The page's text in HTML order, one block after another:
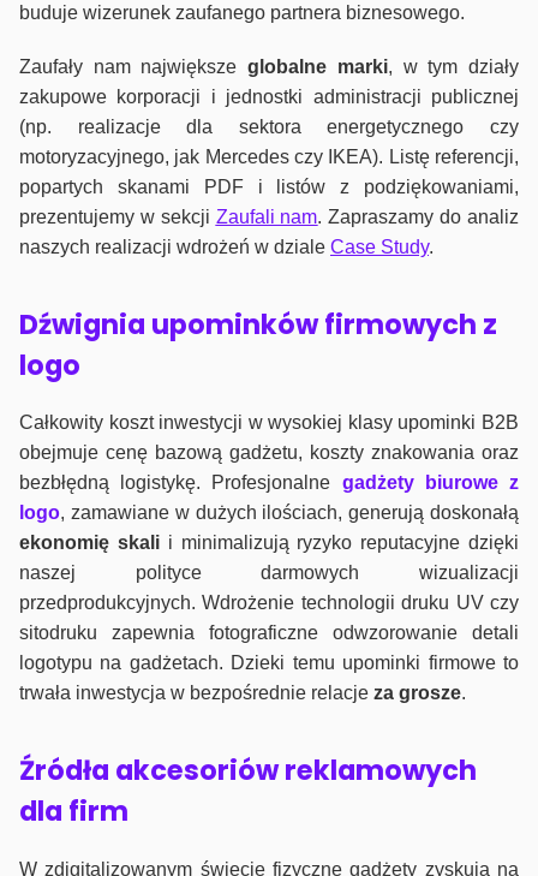
buduje wizerunek zaufanego partnera biznesowego.
Zaufały nam największeglobalne marki, w tym działy
zakupowe korporacji i jednostki administracji publicznej
(np. realizacje dla sektora energetycznego czy
motoryzacyjnego, jak Mercedes czy IKEA). Listę referencji,
popartych skanami PDF i listów z podziękowaniami,
prezentujemy w sekcji Zaufali nam. Zapraszamy do analiz
naszych realizacji wdrożeń w dziale Case Study.
Dźwignia upominków firmowych z
logo
Całkowity koszt inwestycji w wysokiej klasy upominki B2B
obejmuje cenę bazową gadżetu, koszty znakowania oraz
bezbłędną logistykę. Profesjonalne gadżety biurowe z
logo, zamawiane w dużych ilościach, generują doskonałą
ekonomię skalii minimalizują ryzyko reputacyjne dzięki
naszej polityce darmowych wizualizacji
przedprodukcyjnych. Wdrożenie technologii druku UV czy
sitodruku zapewnia fotograficzne odwzorowanie detali
logotypu na gadżetach. Dzieki temu upominki firmowe to
trwała inwestycja w bezpośrednie relacje za grosze.
Źródła akcesoriów reklamowych
dla firm
W zdigitalizowanym świecie fizyczne gadżety zyskują na